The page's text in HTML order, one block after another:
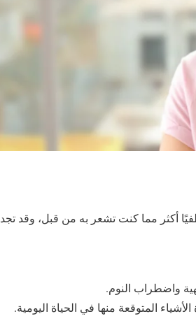
أكثر مما كنت تشعر به من قبل، وقد تجد
واضطراب النوم.
المتوقعة منها في الحياة اليومية.